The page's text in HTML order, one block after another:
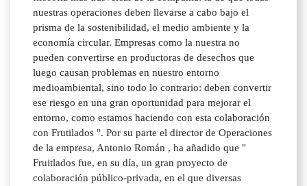
nuestras operaciones deben llevarse a cabo bajo el
prisma de la sostenibilidad, el medio ambiente y la
economía circular. Empresas como la nuestra no
pueden convertirse en productoras de desechos que
luego causan problemas en nuestro entorno
medioambiental, sino todo lo contrario: deben convertir
ese riesgo en una gran oportunidad para mejorar el
entorno, como estamos haciendo con esta colaboración
con Frutilados ". Por su parte el director de Operaciones
de la empresa, Antonio Román , ha añadido que "
Fruitlados fue, en su día, un gran proyecto de
colaboración público-privada, en el que diversas